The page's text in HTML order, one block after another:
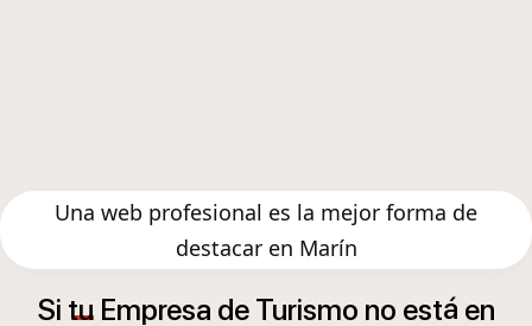
Una web profesional es la mejor forma de
destacar en Marín
Si tu Empresa de Turismo no está en